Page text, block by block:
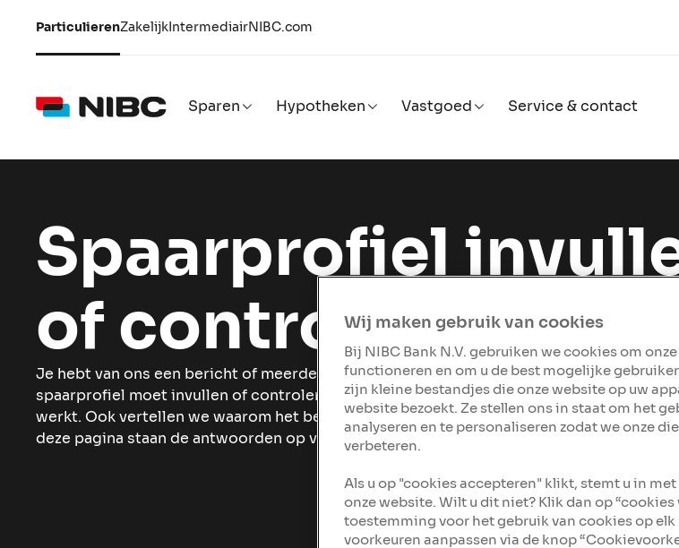
ParticulierenZakelijkIntermediairNIBC.com
Sparen Hypotheken Vastgoed Service & contact
Spaarprofiel
of controleren
Je hebt van ons een bericht of meerdere berichten ontvangen dat je je
spaarprofiel moet invullen of controleren. Wij leggen je hier uit hoe dit
werkt. Ook vertellen we waarom het belangrijk is dit te doen. Onderaan
deze pagina staan de antwoorden op veelgestelde vragen.
Wij maken gebruik van cookies
Bij NIBC Bank N.V. gebruiken we cookies om
functioneren en om u de best mogelijke
zijn kleine bestandjes die onze website op uw
website bezoekt. Ze stellen ons in staat om het
analyseren en te personaliseren zodat we onze
verbeteren.
Als u op "cookies accepteren" klikt, stemt u in
onze website. Wilt u dit niet? Klik dan op “cookies
toestemming voor het gebruik van cookies op
voorkeuren aanpassen via de knop